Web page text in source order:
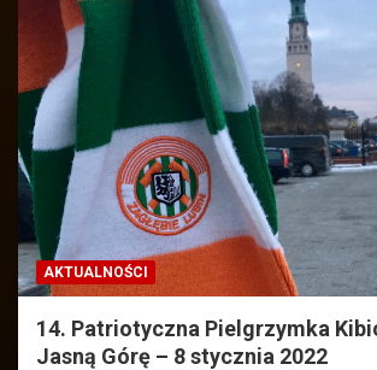
AKTUALNOŚCI
14. Patriotyczna Pielgrzymka
Jasną Górę – 8 stycznia 2022